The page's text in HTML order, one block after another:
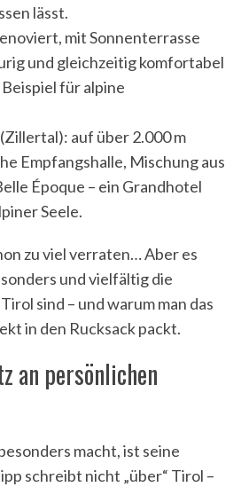
lässt.
mit Sonnenterrasse
und gleichzeitig komfortabel
für alpine
auf über 2.000 m
Empfangshalle, Mischung aus
Époque – ein Grandhotel
Seele.
zu viel verraten… Aber es
und vielfältig die
sind – und warum man das
in den Rucksack packt.
an persönlichen
macht, ist seine
schreibt nicht „über“ Tirol –